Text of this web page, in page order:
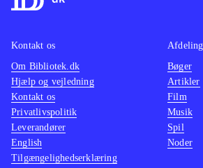
Kontakt os
Om Bibliotek.dk
Hjælp og vejledning
Kontakt os
Privatlivspolitik
Leverandører
English
Tilgængelighedserklæring
Bøger
Artikler
Film
Musik
Spil
Noder